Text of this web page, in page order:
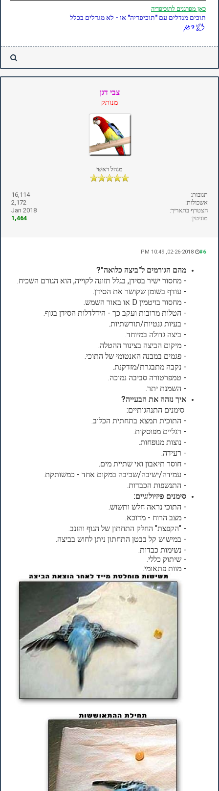
כאן מפרגנים לתוכיפדיה
תוכים מגדלים עם "תוכיפדיה" או - לא מגדלים בכלל
צבי דגן
מנותק
מנהל ראשי
תגובות:
16,114
אשכולות:
2,172
הצטרף בתאריך:
Jan 2018
מוניטין:
1,464
#6
מהם הגורמים ל"ביצה כלואה"?
- מחסור ישיר בסידן, בגלל תזונה לקוייה, הוא הגורם השכיח.
- עודף בשומן שקושר את הסידן.
- מחסור בויטמין D או באור השמש.
- הטלות מרובות ועקב כך - הידלדלות הסידן בגוף.
- בעיות גנטיות/תורשתיות.
- ביצה גדולה במיוחד.
- מיקום הביצה בצינור ההטלה.
- פגמים במבנה האנטומי של התוכי.
- נקבה מתבגרת/מזדקנת.
- טמפרטורה סביבה נמוכה.
- השמנת יתר.
איך נזהה את הבעייה?
סימנים התנהגותיים:
- התוכית תמצא בתחתית הכלוב.
- רגליים מפוסקות.
- נוצות מנופחות.
- רעידה.
- חוסר תיאבון ואי שתיית מים.
- עמידה/ישיבה/שכיבה במקום אחד - כמשותקת.
- התנשפות הכבדות.
סימנים פיזיולוגיים:
- התוכי נראה חלש ותשוש.
- מצב הרוח - מדוכא.
- "הקפצת" החלק התחתון של הגוף והזנב.
- במישוש קל בבטן התחתון ניתן לחוש בביצה.
- נשימות כבדות.
- שיתוק כללי.
- מוות פתאומי.